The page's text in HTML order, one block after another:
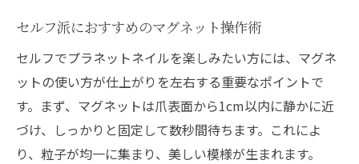
セルフ派におすすめのマグネット操作術
セルフでプラネットネイルを楽しみたい方には、マグネ
ットの使い方が仕上がりを左右する重要なポイントで
す。まず、マグネットは爪表面から1cm以内に静かに近
づけ、しっかりと固定して数秒間待ちます。これによ
り、粒子が均一に集まり、美しい模様が生まれます。